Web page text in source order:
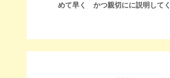
めて早く かつ親切にに説明してく